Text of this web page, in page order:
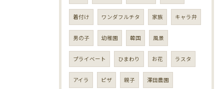
着付け ワンダフルチタ 家族 キャラ弁
男の子 幼稚園 韓国 風景
プライベート ひまわり お花 ラスタ
アイラ ピザ 親子 澤田農園